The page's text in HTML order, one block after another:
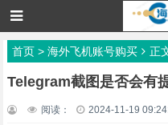
首页> 海外飞机账号购买 正
Telegram截图是否会有
阅读： 2024-11-19